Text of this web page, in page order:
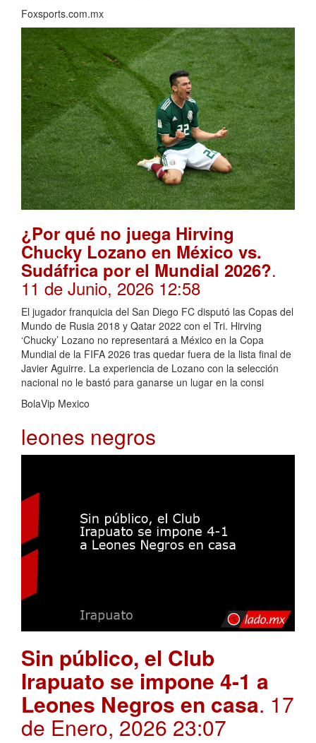
Foxsports.com.mx
¿Por qué no juega Hirving
Chucky Lozano en México vs.
Sudáfrica por el Mundial 2026?.
11 de Junio, 2026 12:58
El jugador franquicia del San Diego FC disputó las Copas del
Mundo de Rusia 2018 y Qatar 2022 con el Tri. Hirving
‘Chucky’ Lozano no representará a México en la Copa
Mundial de la FIFA 2026 tras quedar fuera de la lista final de
Javier Aguirre. La experiencia de Lozano con la selección
nacional no le bastó para ganarse un lugar en la consi
BolaVip Mexico
leones negros
Sin público, el Club
Irapuato se impone 4-1 a
Leones Negros en casa. 17
de Enero, 2026 23:07